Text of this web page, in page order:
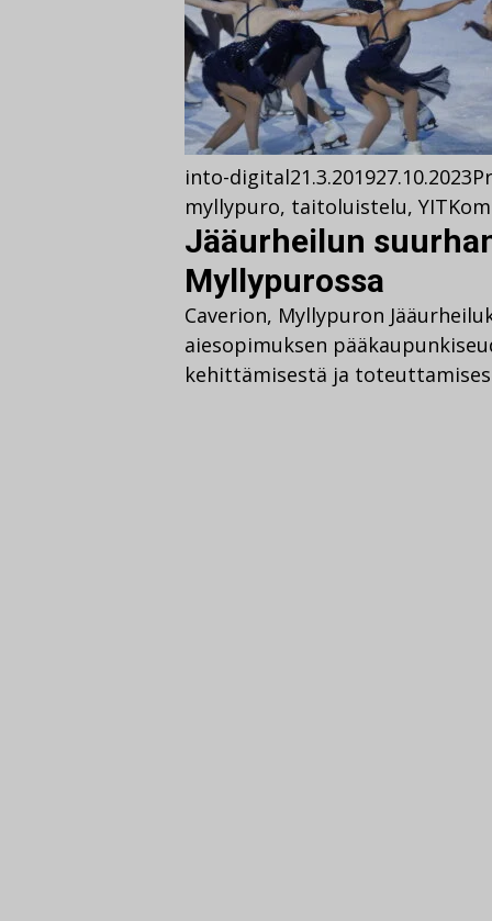
into-digital21.3.201927.10.2023
myllypuro, taitoluistelu, YIT
Jääurheilun
Myllypurossa
Caverion, Myllypuron
aiesopimuksen
kehittämisestä ja